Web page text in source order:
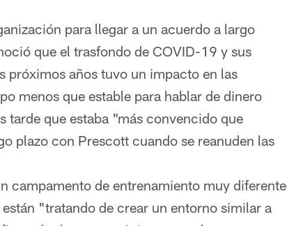
para llegar a un acuerdo a largo
que el trasfondo de COVID-19 y sus
próximos años tuvo un impacto en las
menos que estable para hablar de dinero
que estaba "más convencido que
plazo con Prescott cuando se reanuden las
campamento de entrenamiento muy diferente
"tratando de crear un entorno similar a